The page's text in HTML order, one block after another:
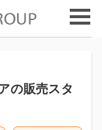
の販売スタ